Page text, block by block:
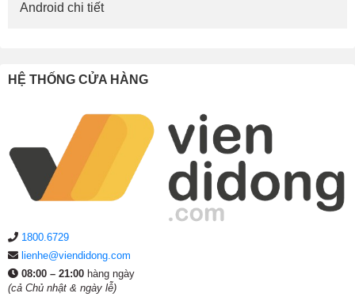
Android chi tiết
HỆ THỐNG CỬA HÀNG
1800.6729
lienhe@viendidong.com
08:00 – 21:00 hàng ngày
(cả Chủ nhật & ngày lễ)